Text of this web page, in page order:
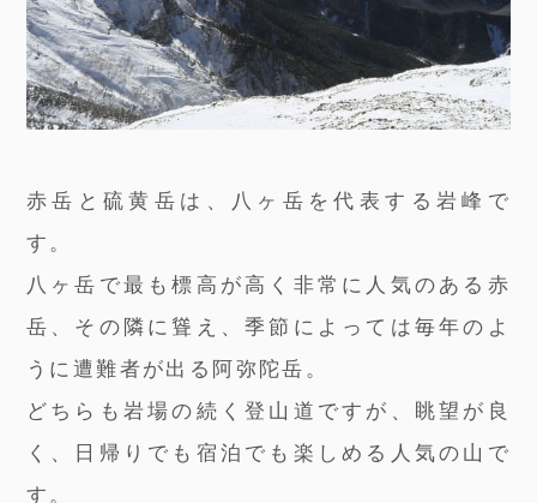
赤岳と硫黄岳は、八ヶ岳を代表する岩峰で
す。
八ヶ岳で最も標高が高く非常に人気のある赤
岳、その隣に聳え、季節によっては毎年のよ
うに遭難者が出る阿弥陀岳。
どちらも岩場の続く登山道ですが、眺望が良
く、日帰りでも宿泊でも楽しめる人気の山で
す。